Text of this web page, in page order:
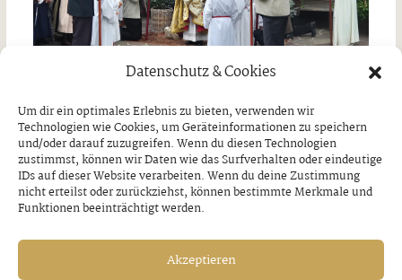
Datenschutz & Cookies
Um dir ein optimales Erlebnis zu bieten, verwenden wir
Technologien wie Cookies, um Geräteinformationen zu speichern
und/oder darauf zuzugreifen. Wenn du diesen Technologien
zustimmst, können wir Daten wie das Surfverhalten oder eindeutige
IDs auf dieser Website verarbeiten. Wenn du deine Zustimmung
nicht erteilst oder zurückziehst, können bestimmte Merkmale und
Funktionen beeinträchtigt werden.
Akzeptieren
Jakobi-Patrozinium in Strass
Freitag, 7. August 2026